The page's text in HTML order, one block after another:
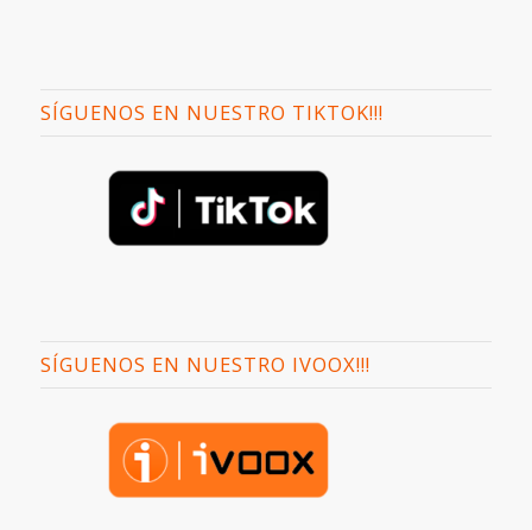
SÍGUENOS EN NUESTRO TIKTOK!!!
SÍGUENOS EN NUESTRO IVOOX!!!